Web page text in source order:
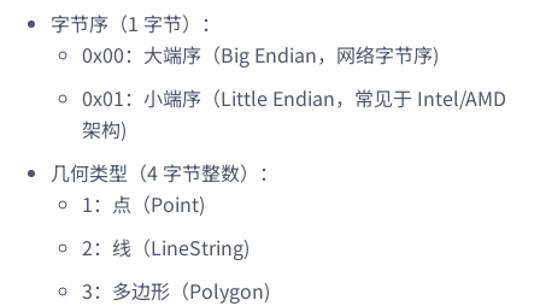
字节序（1 字节）：
0x00：大端序（Big Endian，网络字节序)
0x01：小端序（Little Endian，常见于 Intel/AMD
架构)
几何类型（4 字节整数）：
1：点（Point)
2：线（LineString)
3：多边形（Polygon)